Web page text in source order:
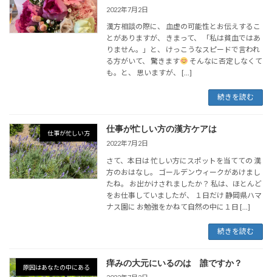
2022年7月2日
漢方相談の際に、 血虚の可能性とお伝えするこ
とがありますが、 きまって、 「私は貧血ではあ
りません。」と、 けっこうなスピードで言われ
る方がいて、 驚きます
そんなに否定しなくて
も。と、 思いますが、 […]
続きを読む
仕事が忙しい方 仕事が忙しい方の漢方ケアは
2022年7月2日
さて、本日は 忙しい方にスポットを当てての 漢
方のおはなし。 ゴールデンウィークがあけまし
たね。 お出かけされましたか？ 私は、ほとんど
をお仕事していましたが、 １日だけ 静岡県ハマ
ナス園に お勉強をかねて自然の中に１日 […]
続きを読む
原因はあなたの中にある 痒みの大元にいるのは 誰ですか？